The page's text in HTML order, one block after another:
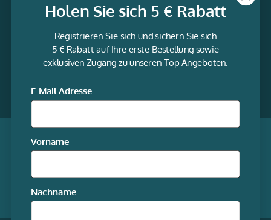
Informationen
media
Facebook
Qualität garantiert
Unsere Online-Shops
Holen Sie sich 5 € Rabatt
Registrieren Sie sich und sichern Sie sich
5 € Rabatt auf Ihre erste Bestellung sowie
exklusiven Zugang zu unseren Top-Angeboten.
E-Mail Adresse
Vorname
Nachname